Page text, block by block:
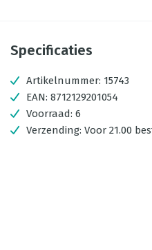
Specificaties
Artikelnummer: 15743
EAN: 8712129201054
Voorraad: 6
Verzending: Voor 21.00